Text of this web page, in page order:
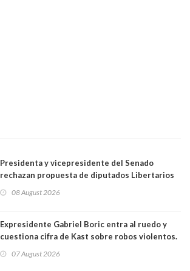
Presidenta y vicepresidente del Senado
rechazan propuesta de diputados Libertarios
"Constituye un camino equivocado"
08 August 2026
Expresidente Gabriel Boric entra al ruedo y
cuestiona cifra de Kast sobre robos violentos.
07 August 2026